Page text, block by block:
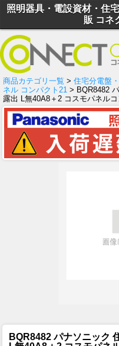
照明器具・電設資材・住
販 コネ
商品カテゴリ一覧 > 住宅分電盤
ネル コンパクト21 > BQR8482
露出 L無40A8＋2 コスモパネル
BQR8482 パナソニック